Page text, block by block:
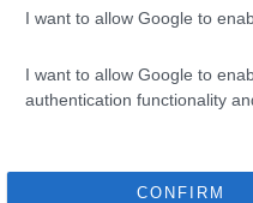
I want to allow Google to
I want to allow Google to
authentication functionality
CONFIRM